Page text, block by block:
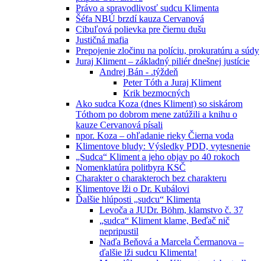
Právo a spravodlivosť sudcu Klimenta
Šéfa NBÚ brzdí kauza Cervanová
Cibuľová polievka pre čiernu dušu
Justičná mafia
Prepojenie zločinu na políciu, prokuratúru a súdy
Juraj Kliment – základný piliér dnešnej justície
Andrej Bán - .týždeň
Peter Tóth a Juraj Kliment
Krik bezmocných
Ako sudca Koza (dnes Kliment) so siskárom
Tóthom po dobrom mene zatúžili a knihu o
kauze Cervanová písali
npor. Koza – ohľadanie rieky Čierna voda
Klimentove bludy: Výsledky PDD, vytesnenie
„Sudca“ Kliment a jeho objav po 40 rokoch
Nomenklatúra politbyra KSČ
Charakter o charakteroch bez charakteru
Klimentove lži o Dr. Kubálovi
Ďalšie hlúposti „sudcu“ Klimenta
Levoča a JUDr. Böhm, klamstvo č. 37
„sudca“ Kliment klame, Beďač nič
nepripustil
Naďa Beňová a Marcela Čermanova –
ďalšie lži sudcu Klimenta!